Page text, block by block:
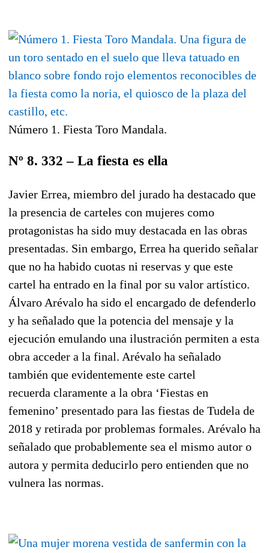
Número 1. Fiesta Toro Mandala.
Nº 8. 332 – La fiesta es ella
Javier Errea, miembro del jurado ha destacado que
la presencia de carteles con mujeres como
protagonistas ha sido muy destacada en las obras
presentadas. Sin embargo, Errea ha querido señalar
que no ha habido cuotas ni reservas y que este
cartel ha entrado en la final por su valor artístico.
Álvaro Arévalo ha sido el encargado de defenderlo
y ha señalado que la potencia del mensaje y la
ejecución emulando una ilustración permiten a esta
obra acceder a la final. Arévalo ha señalado
también que evidentemente este cartel
recuerda claramente a la obra ‘Fiestas en
femenino’ presentado para las fiestas de Tudela de
2018 y retirada por problemas formales. Arévalo ha
señalado que probablemente sea el mismo autor o
autora y permita deducirlo pero entienden que no
vulnera las normas.